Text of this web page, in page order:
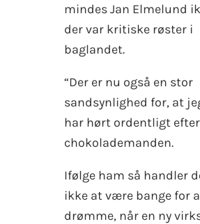
mindes Jan Elmelund
der var kritiske røster i
baglandet.
“Der er nu også en stor
sandsynlighed for, at
har hørt ordentligt
chokolademanden.
Ifølge ham så handler
ikke at være bange for
drømme, når en ny